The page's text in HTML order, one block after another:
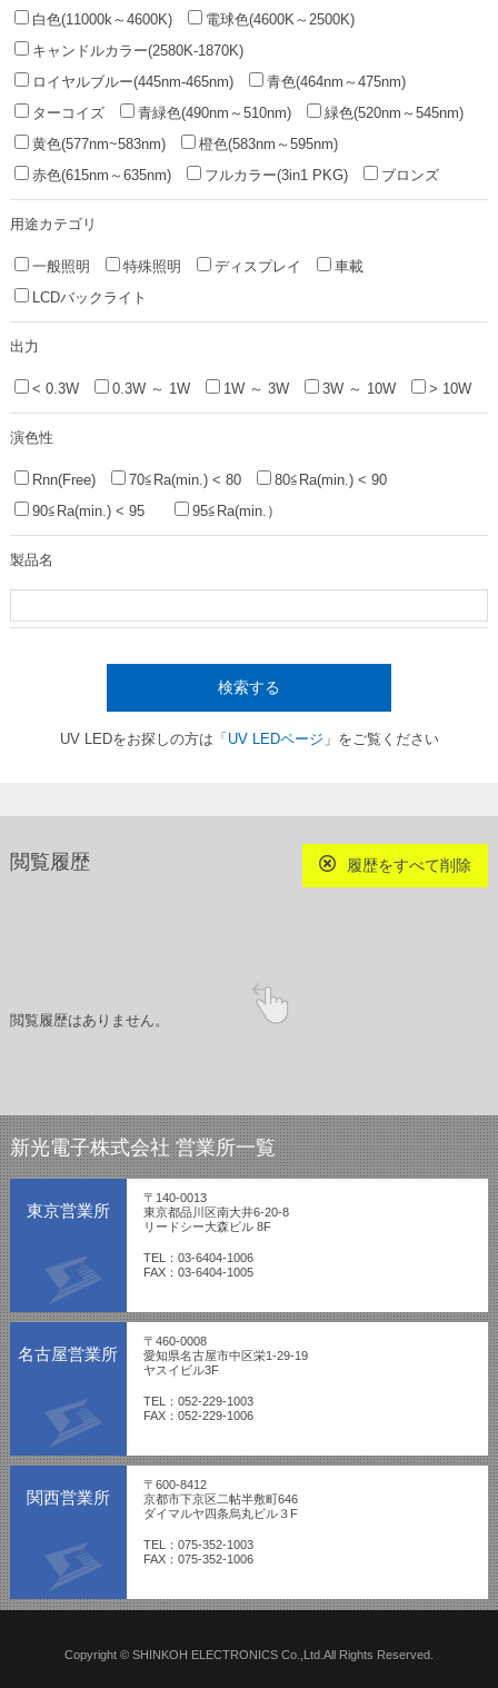
白色(11000k～4600K)
電球色(4600K～2500K)
キャンドルカラー(2580K-1870K)
ロイヤルブルー(445nm-465nm)
青色(464nm～475nm)
ターコイズ
青緑色(490nm～510nm)
緑色(520nm～545nm)
黄色(577nm~583nm)
橙色(583nm～595nm)
赤色(615nm～635nm)
フルカラー(3in1 PKG) ブロンズ
用途カテゴリ
一般照明 特殊照明 ディスプレイ
車載
LCDバックライト
出力
< 0.3W 0.3W ～ 1W 1W ～ 3W 3W ～ 10W > 10W
演色性
Rnn(Free) 70≦Ra(min.) < 80
80≦Ra(min.) < 90
90≦Ra(min.) < 95
95≦Ra(min.）
製品名
検索する
UV LEDをお探しの方は「 UV LEDページ 」をご覧ください
閲覧履歴 履歴をすべて削除
閲覧履歴はありません。
新光電子株式会社 営業所一覧
東京営業所
〒140-0013
東京都品川区南大井6-20-8
リードシー大森ビル 8F
TEL：03-6404-1006
FAX：03-6404-1005
名古屋営業所
〒460-0008
愛知県名古屋市中区栄1-29-19
ヤスイビル3F
TEL：052-229-1003
FAX：052-229-1006
関西営業所
〒600-8412
京都市下京区二帖半敷町646
ダイマルヤ四条烏丸ビル３F
TEL：075-352-1003
FAX：075-352-1006
Copyright © SHINKOH ELECTRONICS Co.,Ltd.All Rights Reserved.